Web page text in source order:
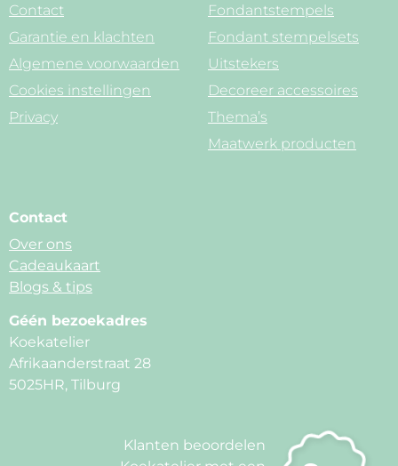
Contact
Garantie en klachten
Algemene voorwaarden
Cookies instellingen
Privacy
Fondantstempels
Fondant stempelsets
Uitstekers
Decoreer accessoires
Thema’s
Maatwerk producten
Contact
Over ons
Cadeaukaart
Blogs & tips
Géén bezoekadres
Koekatelier
Afrikaanderstraat 28
5025HR, Tilburg
Klanten beoordelen